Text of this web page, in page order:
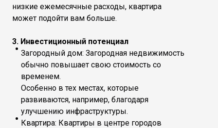
низкие ежемесячные расходы, квартира
может подойти вам больше.
3. Инвестиционный потенциал
Загородный дом: Загородная недвижимость
обычно повышает свою стоимость со
временем.
Особенно в тех местах, которые
развиваются, например, благодаря
улучшению инфраструктуры.
Квартира: Квартиры в центре городов